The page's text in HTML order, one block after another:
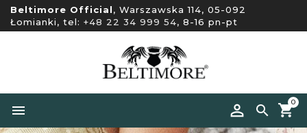
Beltimore Official, Warszawska 114, 05-092
Łomianki, tel: +48 22 34 999 54, 8-16 pn-pt


0